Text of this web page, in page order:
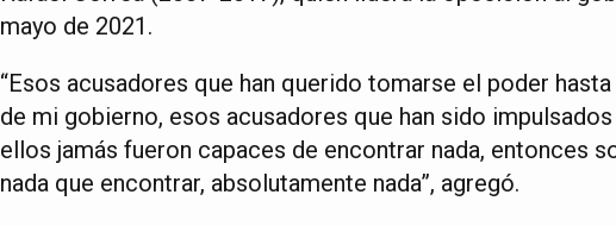
mayo de 2021.
“Esos acusadores que han querido tomarse el poder
de mi gobierno, esos acusadores que han sido
ellos jamás fueron capaces de encontrar nada, entonces
nada que encontrar, absolutamente nada”, agregó.